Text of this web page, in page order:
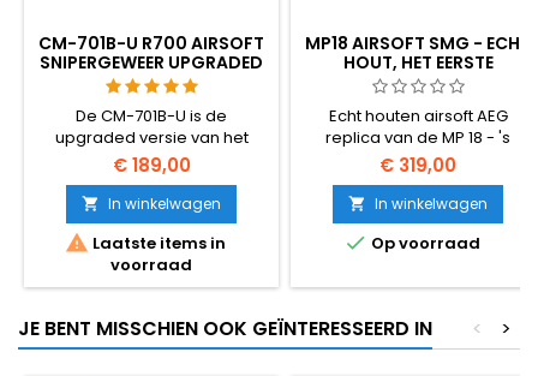
CM-701B-U R700 AIRSOFT
SNIPERGEWEER UPGRADED
- 520 FPS
De CM-701B-U is de
upgraded versie van het
legendarische R700 airsoft
snipergeweer – het
krachtigste en meest
upgrade-vriendelijke bolt-
action in zijn klasse. 520 FPS /
158 m/s, 2,49 joule, 3,3 kg
aluminium, polymeer en
lengte. VSR-10 compatibele
interne onderdelen,
€ 189,00
 In winkelwagen
 Laatste items in
voorraad
MP18 AIRSOFT SMG - ECHT
HOUT, HET EERSTE
MACHINEPISTOOL
Echt houten airsoft AEG
replica van de MP 18 - 's
werelds eerste
machinepistool, ontworpen
door Hugo Schmeisser en
gebruikt door het Duitse leger
in 1918. Echt houten meubilair,
magazijn voor 110 ronden,
€ 319,00
 In winkelwagen
 Op voorraad
JE BENT MISSCHIEN OOK GEÏNTERESSEERD IN >
<